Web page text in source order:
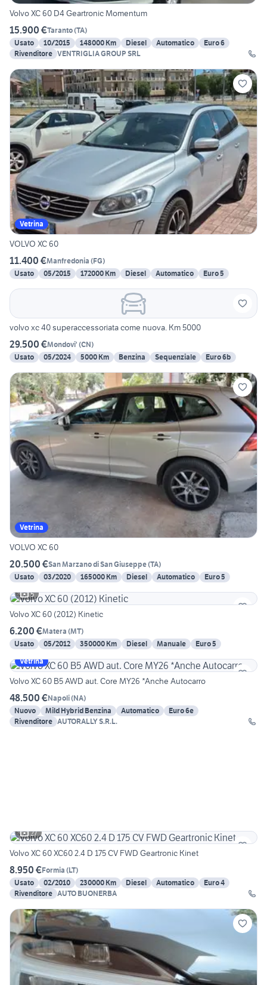
Volvo XC 60 D4 Geartronic Momentum
15.900 €Taranto(TA)
Usato
10/2015 148000 Km Diesel Automatico
Euro 6
Rivenditore VENTRIGLIA GROUP SRL
Vetrina
VOLVO XC 60
11.400 €Manfredonia (FG)
Usato
05/2015 172000 Km Diesel Automatico Euro 5
volvo xc 40 superaccessoriata come nuova. Km 5000
29.500 €Mondovi' (CN)
Usato
05/2024 5000 Km Benzina Sequenziale Euro 6b
Vetrina
VOLVO XC 60
20.500 €San Marzano di San Giuseppe(TA)
Usato
03/2020 165000 Km Diesel Automatico
Euro 5
5
Volvo XC 60 (2012) Kinetic
6.200 €Matera (MT)
Usato
05/2012 350000 Km Diesel Manuale
Euro 5
Vetrina
Volvo XC 60 B5 AWD aut. Core MY26 *Anche Autocarro
48.500 €Napoli(NA)
Nuovo
Mild Hybrid Benzina Automatico
Euro 6e
Rivenditore AUTORALLY S.R.L.
27
Volvo XC 60 XC60 2.4 D 175 CV FWD Geartronic Kinet
8.950 €Formia (LT)
Usato
02/2010 230000 Km Diesel Automatico
Euro 4
Rivenditore AUTO BUONERBA